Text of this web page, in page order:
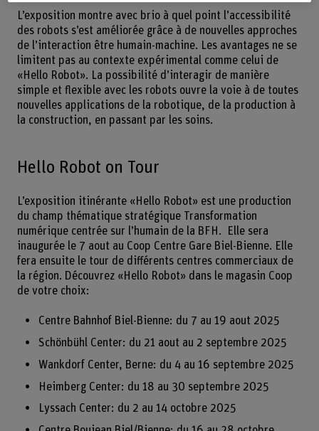
L’exposition montre avec brio à quel point l’accessibilité
des robots s’est améliorée grâce à de nouvelles approches
de l’interaction être humain-machine. Les avantages ne se
limitent pas au contexte expérimental comme celui de
«Hello Robot». La possibilité d’interagir de manière
simple et flexible avec les robots ouvre la voie à de toutes
nouvelles applications de la robotique, de la production à
la construction, en passant par les soins.
Hello Robot on Tour
L’exposition itinérante «Hello Robot» est une production
du champ thématique stratégique Transformation
numérique centrée sur l’humain de la BFH. Elle sera
inaugurée le 7 aout au Coop Centre Gare Biel-Bienne. Elle
fera ensuite le tour de différents centres commerciaux de
la région. Découvrez «Hello Robot» dans le magasin Coop
de votre choix:
Centre Bahnhof Biel-Bienne: du 7 au 19 aout 2025
Schönbühl Center: du 21 aout au 2 septembre 2025
Wankdorf Center, Berne: du 4 au 16 septembre 2025
Heimberg Center: du 18 au 30 septembre 2025
Lyssach Center: du 2 au 14 octobre 2025